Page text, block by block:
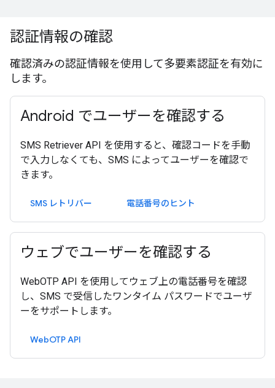
認証情報の確認
確認済みの認証情報を使用して多要素認証を有効に
します。
Android でユーザーを確認する
SMS Retriever API を使用すると、確認コードを手動
で入力しなくても、SMS によってユーザーを確認で
きます。
SMS レトリバー 電話番号のヒント
ウェブでユーザーを確認する
WebOTP API を使用してウェブ上の電話番号を確認
し、SMS で受信したワンタイム パスワードでユーザ
ーをサポートします。
WebOTP API